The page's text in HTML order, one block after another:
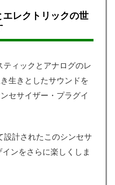
レクトリックの世
ティックとアナログのレ
生きとしたサウンドを
セサイザー・プラグイ
設計されたこのシンセサ
ンをさらに楽しくしま